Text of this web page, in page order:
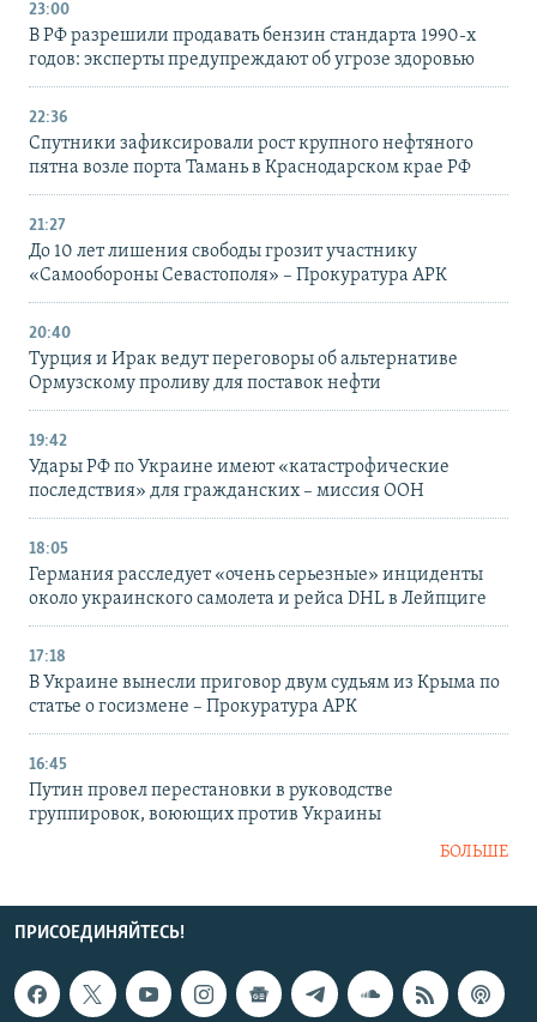
23:00
В РФ разрешили продавать бензин стандарта 1990-х
годов: эксперты предупреждают об угрозе здоровью
22:36
Спутники зафиксировали рост крупного нефтяного
пятна возле порта Тамань в Краснодарском крае РФ
21:27
До 10 лет лишения свободы грозит участнику
«Самообороны Севастополя» – Прокуратура АРК
20:40
Турция и Ирак ведут переговоры об альтернативе
Ормузскому проливу для поставок нефти
19:42
Удары РФ по Украине имеют «катастрофические
последствия» для гражданских – миссия ООН
18:05
Германия расследует «очень серьезные» инциденты
около украинского самолета и рейса DHL в Лейпциге
17:18
В Украине вынесли приговор двум судьям из Крыма по
статье о госизмене – Прокуратура АРК
16:45
Путин провел перестановки в руководстве
группировок, воюющих против Украины
БОЛЬШЕ
ПРИСОЕДИНЯЙТЕСЬ!